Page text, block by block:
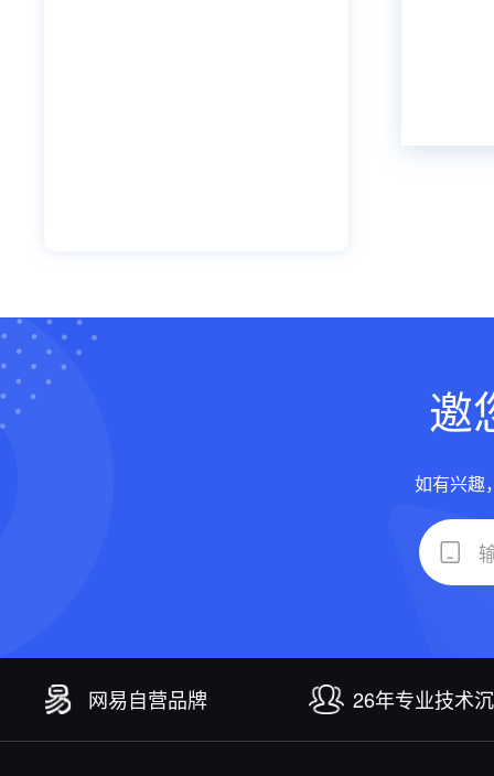
邀
如有兴趣
网易自营品牌 26年专业技术